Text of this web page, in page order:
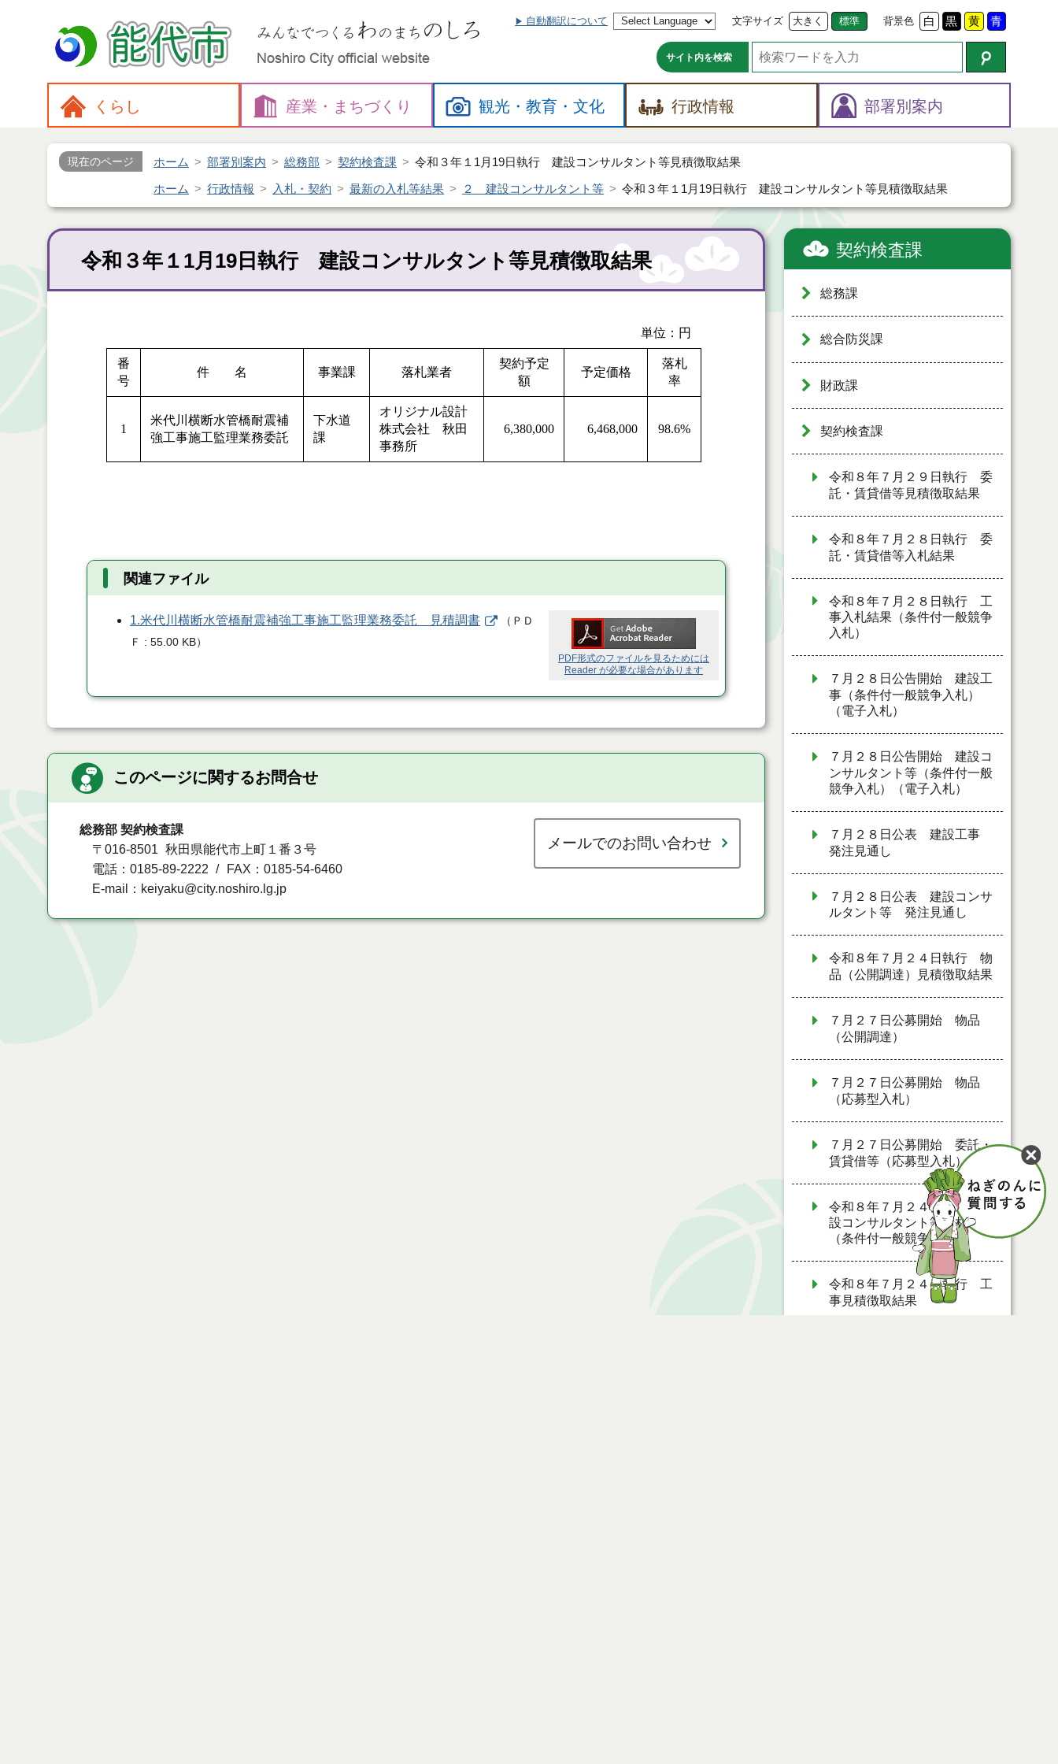
自動翻訳について 文字サイズ 大きく 標準 背景色 白 黒 黄 青
サイト内を検索
くらし 産業・ まちづくり 観光・教育・文化 行政情報 部署別案内
現在のページ ホーム 部署別案内 総務部 契約検査課 令和３年１1月19日執行 建設コンサルタント等見積徴取結果
ホーム 行政情報 入札・契約 最新の入札等結果 ２ 建設コンサルタント等 令和３年１1月19日執行 建設コンサルタント等見積徴取結果
令和３年１1月19日執行 建設コンサルタント等見積徴取結果
単位：円
番
号
件 名 事業課 落札業者
契約予定
額
予定価格
落札
率
1
米代川横断水管橋耐震補
強工事施工監理業務委託
下水道
課
オリジナル設計
株式会社 秋田
事務所
6,380,000 6,468,000 98.6%
関連ファイル
PDF形式のファイルを見るためには
Reader が必要な場合があります
1.米代川横断水管橋耐震補強工事施工監理業務委託 見積調書 （ ＰＤ
Ｆ
55.00 KB）
このページに関するお問合せ
総務部 契約検査課
〒016-8501 秋田県能代市上町１番３号
電話：0185-89-2222
FAX：0185-54-6460
E-mail：keiyaku@city.noshiro.lg.jp
メールでのお問い合わせ
契約検査課
総務課
総合防災課
財政課
契約検査課
令和８年７月２９日執行 委
託・賃貸借等見積徴取結果
令和８年７月２８日執行 委
託・賃貸借等入札結果
令和８年７月２８日執行 工
事入札結果（条件付一般競争
入札）
７月２８日公告開始 建設工
事（条件付一般競争入札）
（電子入札）
７月２８日公告開始 建設コ
ンサルタント等（条件付一般
競争入札）（電子入札）
７月２８日公表 建設工事
発注見通し
７月２８日公表 建設コンサ
ルタント等 発注見通し
令和８年７月２４日執行 物
品（公開調達）見積徴取結果
７月２７日公募開始 物品
（公開調達）
７月２７日公募開始 物品
（応募型入札）
７月２７日公募開始 委託・
賃貸借等（応募型入札）
令和８年７月２４日執行 建
設コンサルタント等入札結果
（条件付一般競争入札）
令和８年７月２４日執行 工
事見積徴取結果